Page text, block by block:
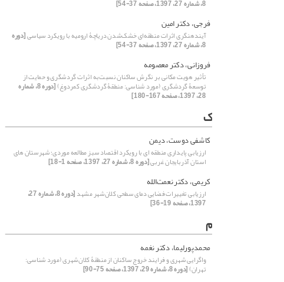
8، شماره 27، 1397، صفحه 37-54]
فرجی، دکتر امین
آیندهنگری اثرات منطقه‌ای خشک‌‌شدن دریاچۀ ارومیه با رویکرد سیاسی[دوره
8، شماره 27، 1397، صفحه 37-54]
فروزانی، دکتر معصومه
تأثیر هویت مکانی بر نگرش ساکنان نسبت‌به اثرات گردشگری و حمایت از
توسعۀ گردشگری (مورد شناسی: منطقۀ گردشگری کمردوغ) [دوره 8، شماره
28، 1397، صفحه 167-180]
ک
کاشفی دوست، دیمن
ارزیابی پایداری منطقه ای با رویکرد اقتصاد سبز مطالعه موردی؛ شهرستان های
استان آذربایجان غربی[دوره 8، شماره 27، 1397، صفحه 1-18]
کریمی، دکتر نعمت‌الله
ارزیابی تغییرات فضایی دمای سطحی کلان‌شهر مشهد [دوره 8، شماره 27،
1397، صفحه 19-36]
م
محمدپورلیما، دکتر نغمه
واگرایی شهری و فرایند خروج ساکنان از منطقۀ کلان‌شهری (مورد شناسی:
تهران)[دوره 8، شماره 29، 1397، صفحه 75-90]